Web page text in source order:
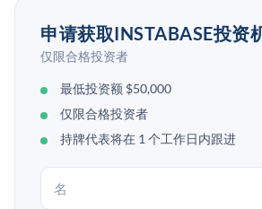
申请获取INSTABASE投资
仅限合格投资者
最低投资额 $50,000
仅限合格投资者
持牌代表将在 1 个工作日内跟进